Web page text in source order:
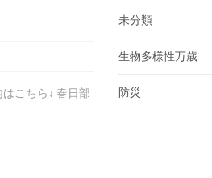
こちら↓ 春日部
未分類
生物多様性万歳
防災